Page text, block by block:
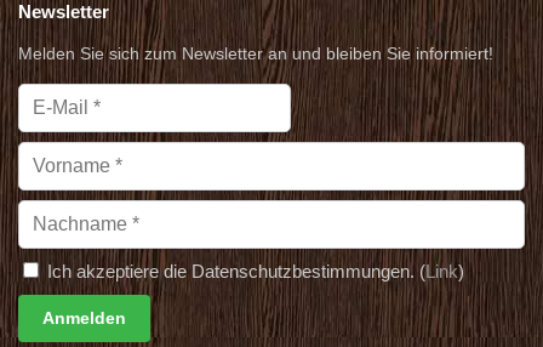
Newsletter
Melden Sie sich zum Newsletter an und bleiben Sie informiert!
Ich akzeptiere die Datenschutzbestimmungen. (Link)